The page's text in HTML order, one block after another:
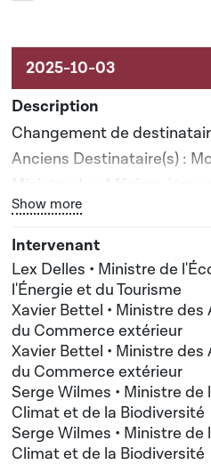
Changement de
Anciens Destinataire(s) :
Ministre des Affaires
extérieur; Monsieur Serge
l'Environnement, du Climat
Nouveau(x) destinataire(s)
Ministre de l'Économie, des
Tourisme; Monsieur Xavier
Affaires étrangères et du
Monsieur Serge Wilmes,
l'Environnement, du Climat
Bouton graphique
Show more
Lex Delles • Ministre de
l'Énergie et du Tourisme
Xavier Bettel • Ministre
du Commerce extérieur
Xavier Bettel • Ministre
du Commerce extérieur
Serge Wilmes • Ministre
Climat et de la Biodiversité
Serge Wilmes • Ministre
Climat et de la Biodiversité